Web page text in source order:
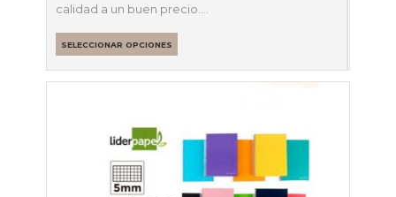
calidad a un buen precio.…
SELECCIONAR OPCIONES